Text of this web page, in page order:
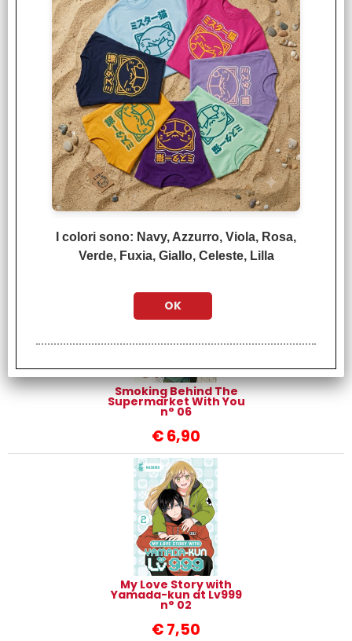
I Diari Della Speziale n°
€6,50
Gokurakugai n° 04
Smoking Behind The
Supermarket With You
n° 06
€6,90
My Love Story with
Yamada-kun at Lv999
n° 02
€7,50
I colori sono: Navy, Azzurro, Viola, Rosa,
Verde, Fuxia, Giallo, Celeste, Lilla